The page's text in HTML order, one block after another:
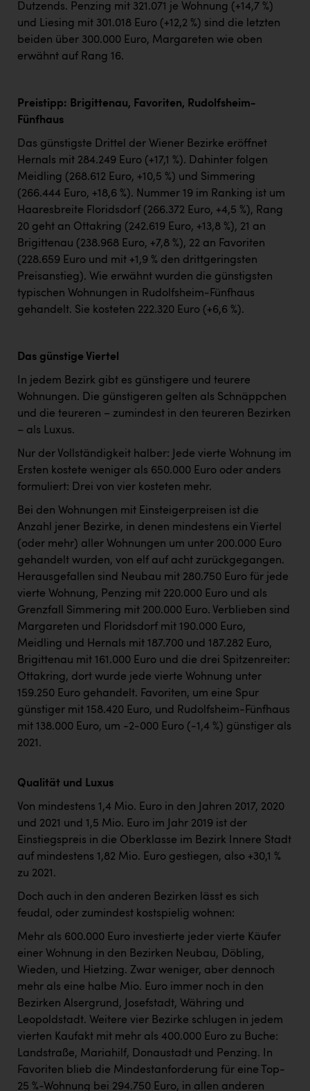
Dutzends. Penzing mit 321.071 je Wohnung (+14,7 %)
und Liesing mit 301.018 Euro (+12,2 %) sind die letzten
beiden über 300.000 Euro, Margareten wie oben
erwähnt auf Rang 16.
Preistipp: Brigittenau, Favoriten, Rudolfsheim-
Fünfhaus
Das günstigste Drittel der Wiener Bezirke eröffnet
Hernals mit 284.249 Euro (+17,1 %). Dahinter folgen
Meidling (268.612 Euro, +10,5 %) und Simmering
(266.444 Euro, +18,6 %). Nummer 19 im Ranking ist um
Haaresbreite Floridsdorf (266.372 Euro, +4,5 %), Rang
20 geht an Ottakring (242.619 Euro, +13,8 %), 21 an
Brigittenau (238.968 Euro, +7,8 %), 22 an Favoriten
(228.659 Euro und mit +1,9 % den drittgeringsten
Preisanstieg). Wie erwähnt wurden die günstigsten
typischen Wohnungen in Rudolfsheim-Fünfhaus
gehandelt. Sie kosteten 222.320 Euro (+6,6 %).
Das günstige Viertel
In jedem Bezirk gibt es günstigere und teurere
Wohnungen. Die günstigeren gelten als Schnäppchen
und die teureren – zumindest in den teureren Bezirken
– als Luxus.
Nur der Vollständigkeit halber: Jede vierte Wohnung im
Ersten kostete weniger als 650.000 Euro oder anders
formuliert: Drei von vier kosteten mehr.
Bei den Wohnungen mit Einsteigerpreisen ist die
Anzahl jener Bezirke, in denen mindestens ein Viertel
(oder mehr) aller Wohnungen um unter 200.000 Euro
gehandelt wurden, von elf auf acht zurückgegangen.
Herausgefallen sind Neubau mit 280.750 Euro für jede
vierte Wohnung, Penzing mit 220.000 Euro und als
Grenzfall Simmering mit 200.000 Euro. Verblieben sind
Margareten und Floridsdorf mit 190.000 Euro,
Meidling und Hernals mit 187.700 und 187.282 Euro,
Brigittenau mit 161.000 Euro und die drei Spitzenreiter:
Ottakring, dort wurde jede vierte Wohnung unter
159.250 Euro gehandelt. Favoriten, um eine Spur
günstiger mit 158.420 Euro, und Rudolfsheim-Fünfhaus
mit 138.000 Euro, um -2-000 Euro (-1,4 %) günstiger als
2021.
Qualität und Luxus
Von mindestens 1,4 Mio. Euro in den Jahren 2017, 2020
und 2021 und 1,5 Mio. Euro im Jahr 2019 ist der
Einstiegspreis in die Oberklasse im Bezirk Innere Stadt
auf mindestens 1,82 Mio. Euro gestiegen, also +30,1 %
zu 2021.
Doch auch in den anderen Bezirken lässt es sich
feudal, oder zumindest kostspielig wohnen:
Mehr als 600.000 Euro investierte jeder vierte Käufer
einer Wohnung in den Bezirken Neubau, Döbling,
Wieden, und Hietzing. Zwar weniger, aber dennoch
mehr als eine halbe Mio. Euro immer noch in den
Bezirken Alsergrund, Josefstadt, Währing und
Leopoldstadt. Weitere vier Bezirke schlugen in jedem
vierten Kaufakt mit mehr als 400.000 Euro zu Buche:
Landstraße, Mariahilf, Donaustadt und Penzing. In
Favoriten blieb die Mindestanforderung für eine Top-
25 %-Wohnung bei 294.750 Euro, in allen anderen